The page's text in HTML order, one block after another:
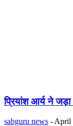
प्रियांश आर्य ने
sabguru news - April